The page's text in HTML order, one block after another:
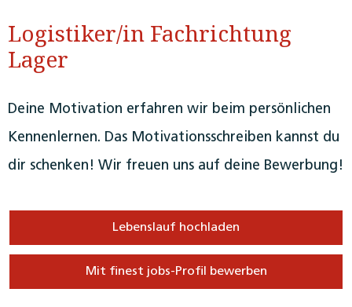
Logistiker/in Fachrichtung
Lager
Deine Motivation erfahren wir beim persönlichen
Kennenlernen. Das Motivationsschreiben kannst du
dir schenken! Wir freuen uns auf deine Bewerbung!
Lebenslauf hochladen
Mit finest jobs-Profil bewerben